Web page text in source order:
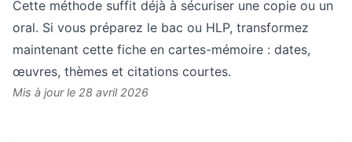
Cette méthode suffit déjà à sécuriser une copie ou un
oral. Si vous préparez le bac ou HLP, transformez
maintenant cette fiche en cartes-mémoire : dates,
œuvres, thèmes et citations courtes.
Mis à jour le 28 avril 2026